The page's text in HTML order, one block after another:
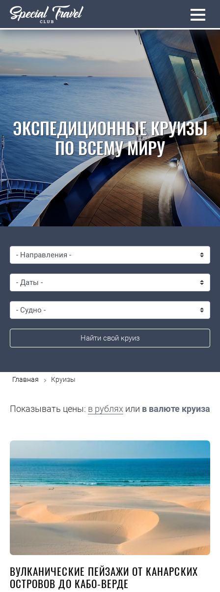
ЭКСПЕДИЦИОННЫЕ КРУИЗЫ
ПО ВСЕМУ МИРУ
Найти свой круиз
Главная > Круизы
Показывать цены: в рублях или в валюте круиза
ВУЛКАНИЧЕСКИЕ ПЕЙЗАЖИ ОТ КАНАРСКИХ
ОСТРОВОВ ДО КАБО-ВЕРДЕ